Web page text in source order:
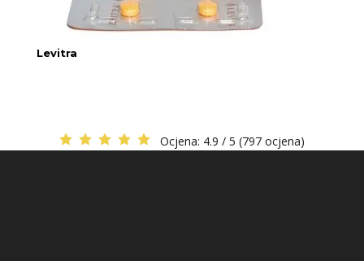
Levitra
Ocjena: 4.9 / 5 (797 ocjena)